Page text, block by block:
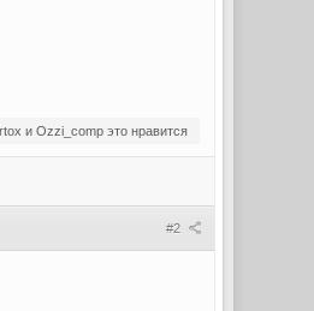
и Ozzi_comp это нравится
#2